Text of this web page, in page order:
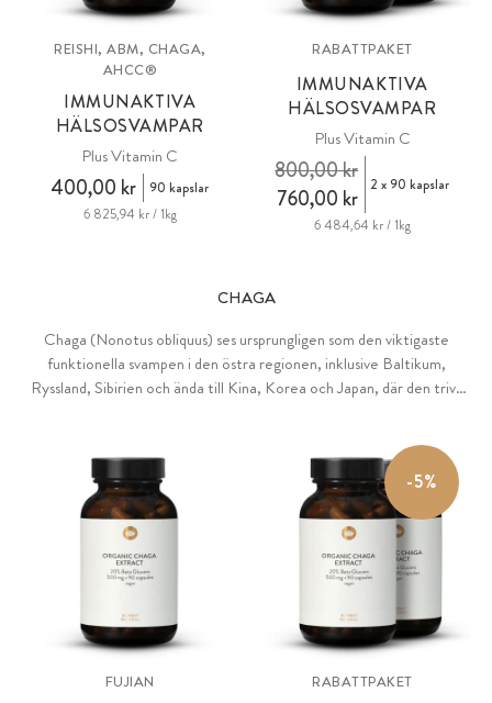
REISHI, ABM, CHAGA,
AHCC®
IMMUNAKTIVA
HÄLSOSVAMPAR
Plus Vitamin C
400,00 kr
90 kapslar
6 825,94 kr / 1kg
RABATTPAKET
IMMUNAKTIVA
HÄLSOSVAMPAR
Plus Vitamin C
760,00 kr
800,00 kr 2 x 90 kapslar
6 484,64 kr / 1kg
CHAGA
Chaga (Nonotus obliquus) ses ursprungligen som den viktigaste
funktionella svampen i den östra regionen, inklusive Baltikum,
Ryssland, Sibirien och ända till Kina, Korea och Japan, där den trivs
näringsämnen. Användningen som brygd i det nuvarande Ryssland är
väl dokumenterad och högt värderad i århundraden.
FUJIAN
-5%
RABATTPAKET